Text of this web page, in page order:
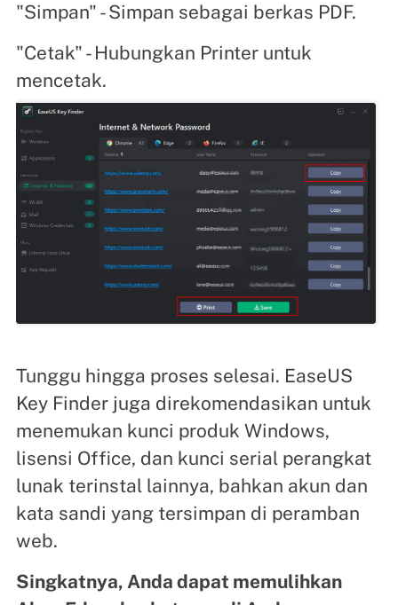
"Simpan" - Simpan sebagai berkas PDF.
"Cetak" - Hubungkan Printer untuk
mencetak.
Tunggu hingga proses selesai. EaseUS
Key Finder juga direkomendasikan untuk
menemukan kunci produk Windows,
lisensi Office, dan kunci serial perangkat
lunak terinstal lainnya, bahkan akun dan
kata sandi yang tersimpan di peramban
web.
Singkatnya, Anda dapat memulihkan